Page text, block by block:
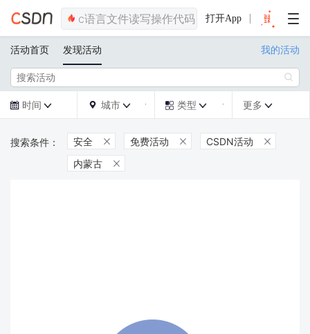
打开App
活动首页 发现活动 我的活动

 时间   城市   类型  更多 
安全  免费活动  CSDN活动 
内蒙古 